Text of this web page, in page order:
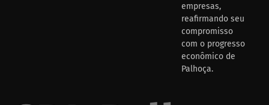
empresas,
reafirmando seu
compromisso
com o progresso
econômico de
Palhoça.